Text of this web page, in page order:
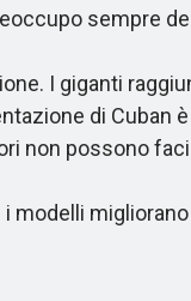
sempre
I giganti
di
non possono